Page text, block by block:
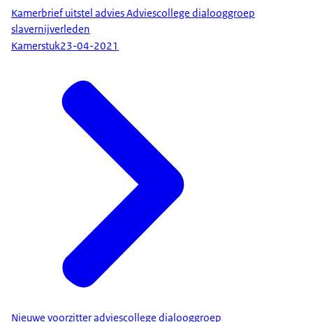
Kamerbrief uitstel advies Adviescollege dialooggroep
slavernijverleden
Kamerstuk23-04-2021
Nieuwe voorzitter adviescollege dialooggroep